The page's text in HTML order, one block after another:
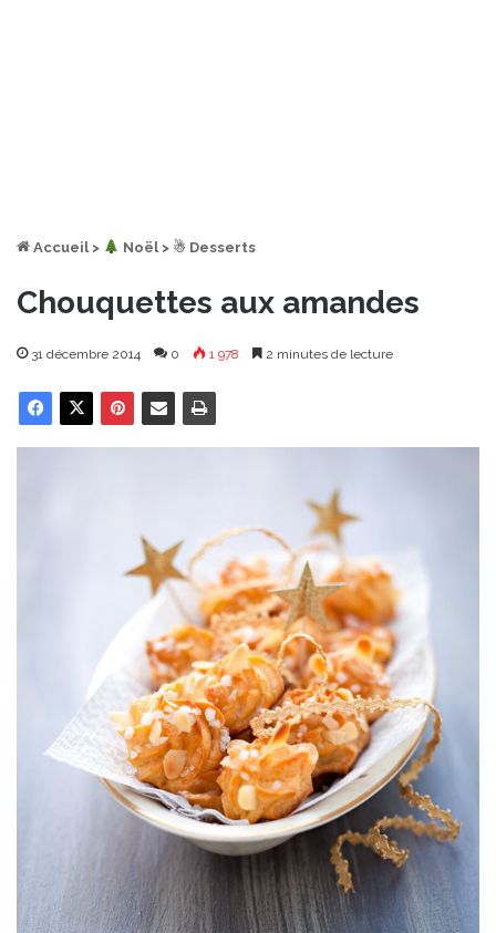
Accueil > ︎ Noël > ☃ Desserts
Chouquettes aux amandes
31 décembre 2014 0 1 978 2 minutes de lecture